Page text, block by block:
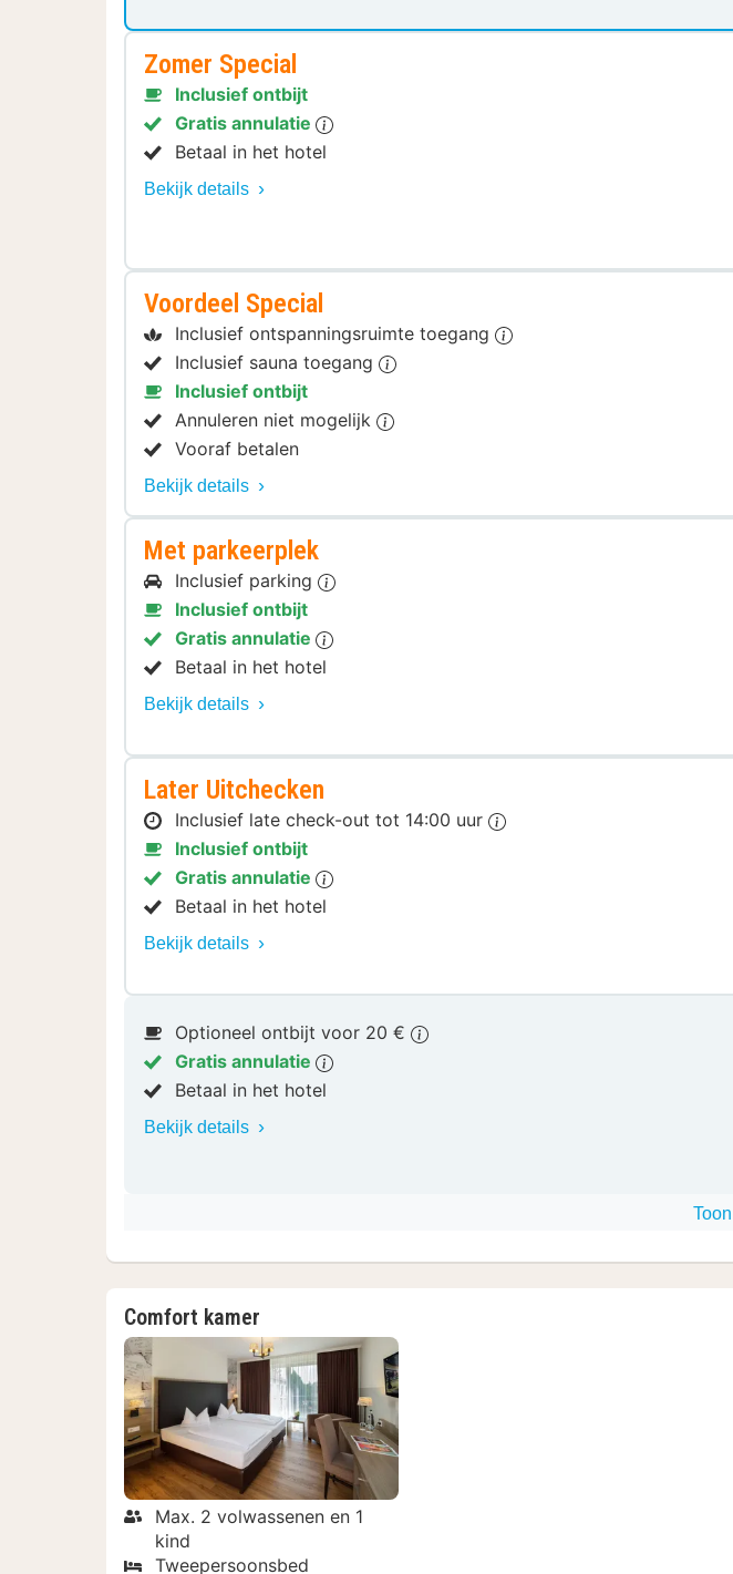
Zomer Special
Inclusief ontbijt
Gratis annulatie
Betaal in het hotel
Bekijk details
Voordeel Special
Inclusief ontspanningsruimte toegang
Inclusief sauna toegang
Inclusief ontbijt
Annuleren niet mogelijk
Vooraf betalen
Bekijk details
Met parkeerplek
Inclusief parking
Inclusief ontbijt
Gratis annulatie
Betaal in het hotel
Bekijk details
Later Uitchecken
Inclusief late check-out tot 14:00 uur
Inclusief ontbijt
Gratis annulatie
Betaal in het hotel
Bekijk details
Optioneel ontbijt voor 20 €
Gratis annulatie
Betaal in het hotel
Bekijk details
Comfort kamer
Max. 2 volwassenen en 1
kind
Tweepersoonsbed